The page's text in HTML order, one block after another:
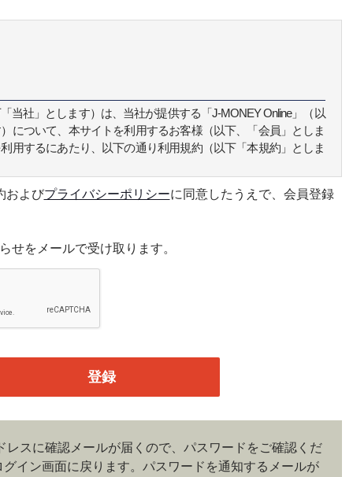
当社」とします）は、当社が提供する「J-MONEY Online」（以
について、本サイトを利用するお客様（以下、「会員」としま
用するにあたり、以下の通り利用規約（以下「本規約」としま
資家や金融機関の役職員、事業会社の経営者・財務担当者、そ
企業や官公庁、研究機関などの役職員、もしくは専門家のいず
条件とし、登録の申し込みを行うには、当社が入会を承諾した
るおそれがある場合には、当社は会員登録を拒否もしくは抹消
スワードの管理）
ドの利用、管理は会員の自己責任において行うものとします。
パスワードの第三者への漏洩、利用許諾、貸与、譲渡、名義変
およびプライバシーポリシーに同意したうえで、会員登録
せをメールで受け取ります。
レスに確認メールが届くので、パスワードをご確認くだ
イン画面に戻ります。 パスワードを通知するメールが